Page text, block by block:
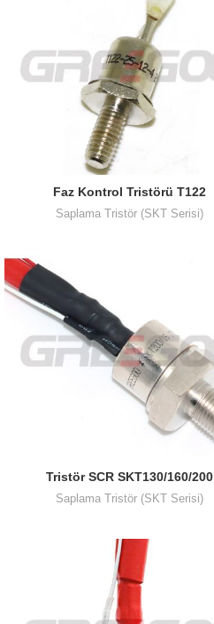
Faz Kontrol Tristörü T122
Saplama Tristör (SKT Serisi)
Tristör SCR SKT130/160/200
Saplama Tristör (SKT Serisi)